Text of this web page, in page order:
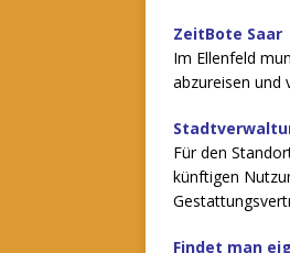
ZeitBote Saar
Im Ellenfeld
abzureisen und
Für den
künftigen
Findet man